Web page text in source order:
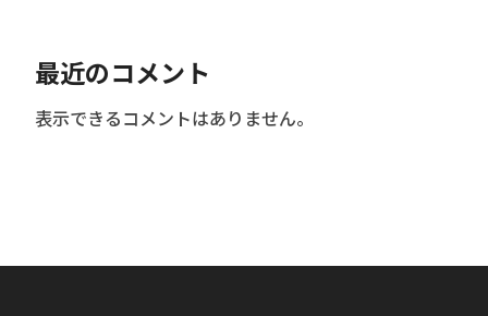
最近のコメント
表示できるコメントはありません。